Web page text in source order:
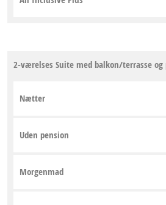
2-værelses Suite med balkon/terrasse og
Nætter
Uden pension
Morgenmad